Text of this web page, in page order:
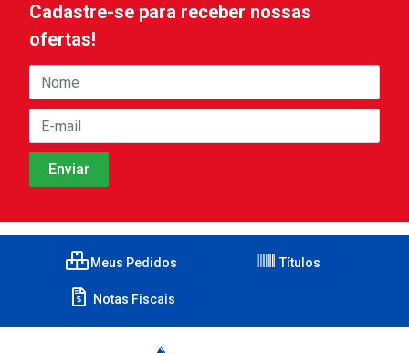
Cadastre-se para receber nossas
ofertas!
Meus Pedidos Títulos
Notas Fiscais